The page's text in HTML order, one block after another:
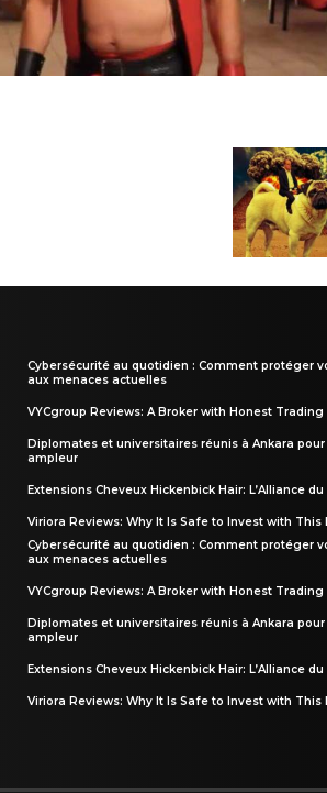
Cybersécurité au quotidien : Comment protéger
aux menaces actuelles
VYCgroup Reviews: A Broker with Honest
Diplomates et universitaires réunis à Ankara
ampleur
Extensions Cheveux Hickenbick Hair: L’Alliance
Viriora Reviews: Why It Is Safe to Invest with This
Cybersécurité au quotidien : Comment protéger
aux menaces actuelles
VYCgroup Reviews: A Broker with Honest
Diplomates et universitaires réunis à Ankara
ampleur
Extensions Cheveux Hickenbick Hair: L’Alliance
Viriora Reviews: Why It Is Safe to Invest with This